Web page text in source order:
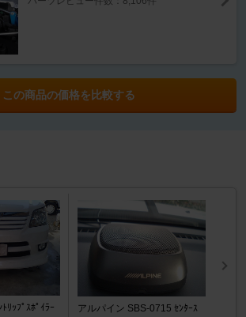
この商品の価格を比較する
ﾘｯﾌﾟｽﾎﾟｲﾗｰ
アルパイン SBS-0715 ｾﾝﾀｰｽ